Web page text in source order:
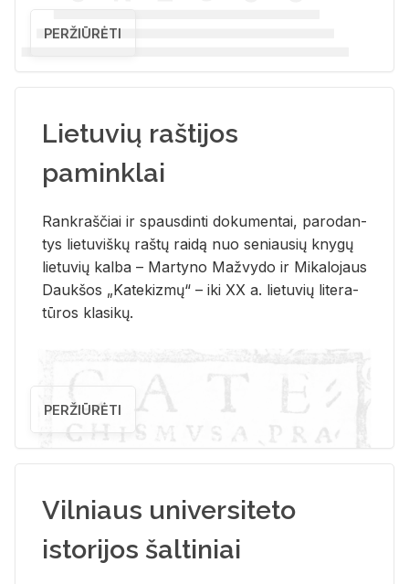
PERŽIŪRĖTI
Lietuvių raštijos
paminklai
Rank­raš­čiai ir spaus­din­ti do­ku­men­tai, pa­ro­dan­
tys lie­tu­viš­kų raš­tų rai­dą nuo se­niau­sių kny­gų
lie­tu­vių kal­ba – Mar­ty­no Ma­žvy­do ir Mi­ka­lo­jaus
Dauk­šos „Ka­te­kiz­mų“ – iki XX a. lie­tu­vių li­te­ra­
tū­ros kla­si­kų.
PERŽIŪRĖTI
Vilniaus universiteto
istorijos šaltiniai